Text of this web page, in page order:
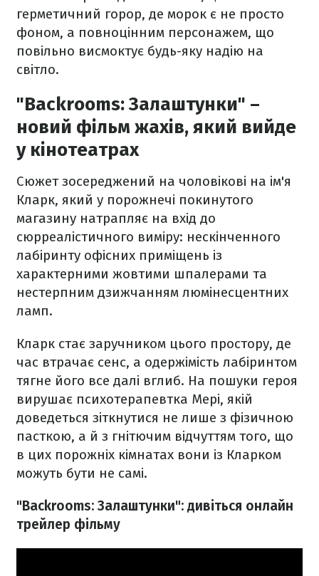
герметичний горор, де морок є не просто
фоном, а повноцінним персонажем, що
повільно висмоктує будь-яку надію на
світло.
"Backrooms: Залаштунки" –
новий фільм жахів, який вийде
у кінотеатрах
Сюжет зосереджений на чоловікові на ім'я
Кларк, який у порожнечі покинутого
магазину натрапляє на вхід до
сюрреалістичного виміру: нескінченного
лабіринту офісних приміщень із
характерними жовтими шпалерами та
нестерпним дзижчанням люмінесцентних
ламп.
Кларк стає заручником цього простору, де
час втрачає сенс, а одержімість лабіринтом
тягне його все далі вглиб. На пошуки героя
вирушає психотерапевтка Мері, якій
доведеться зіткнутися не лише з фізичною
пасткою, а й з гнітючим відчуттям того, що
в цих порожніх кімнатах вони із Кларком
можуть бути не самі.
"Backrooms: Залаштунки": дивіться онлайн
трейлер фільму